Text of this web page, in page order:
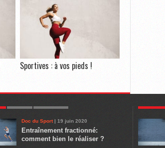
Sportives : à vos pieds !
Doc du Sport | 19 juin 2020
Entraînement fractionné:
comment bien le réaliser ?